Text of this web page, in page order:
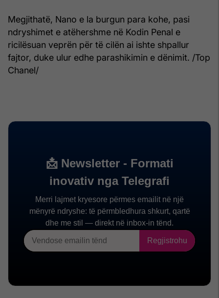
Megjithatë, Nano e la burgun para kohe, pasi
ndryshimet e atëhershme në Kodin Penal e
ricilësuan veprën për të cilën ai ishte shpallur
fajtor, duke ulur edhe parashikimin e dënimit. /Top
Chanel/